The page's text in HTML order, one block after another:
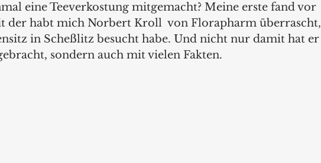
eine Teeverkostung mitgemacht? Meine erste fand vor
der habt mich Norbert Kroll  von Florapharm überrascht,
in Scheßlitz besucht habe. Und nicht nur damit hat er
sondern auch mit vielen Fakten.